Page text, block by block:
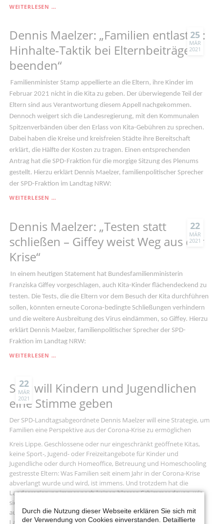
WEITERLESEN …
ZU
BETEILIGTEN
MACHEN,
NUR
BETROFFENEN
25
MÄR
2021
Dennis Maelzer: „Familien entlasten:
Hinhalte-Taktik bei Elternbeiträgen
beenden“
Familienminister Stamp appellierte an die Eltern, ihre Kinder im
Februar 2021 nicht in die Kita zu geben. Der überwiegende Teil der
Eltern sind aus Verantwortung diesem Appell nachgekommen.
Dennoch weigert sich die Landesregierung, mit den Kommunalen
Spitzenverbänden über den Erlass von Kita-Gebühren zu sprechen.
Dabei haben die Kreise und kreisfreien Städte ihre Bereitschaft
erklärt, die Hälfte der Kosten zu tragen. Einen entsprechenden
Antrag hat die SPD-Fraktion für die morgige Sitzung des Plenums
gestellt. Hierzu erklärt Dennis Maelzer, familienpolitischer Sprecher
der SPD-Fraktion im Landtag NRW:
WEITERLESEN …DENNIS
ENTLASTEN:
HINHALTE-
TAKTIK
22
MÄR
2021
Dennis Maelzer: „Testen statt
schließen – Giffey weist Weg aus der
Krise“
In einem heutigen Statement hat Bundesfamilienministerin
Franziska Giffey vorgeschlagen, auch Kita-Kinder flächendeckend zu
testen. Die Tests, die die Eltern vor dem Besuch der Kita durchführen
sollen, könnten erneute Corona-bedingte Schließungen verhindern
und die weitere Ausbreitung des Virus eindämmen, so Giffey. Hierzu
erklärt Dennis Maelzer, familienpolitischer Sprecher der SPD-
Fraktion im Landtag NRW:
WEITERLESEN …DENNIS
SCHLIESSEN –
IFFEY W
EIST W
EG A
US D
ER K
RISE“
22
MÄR
2021
SPD will Kindern und Jugendlichen
eine Stimme geben
Der SPD-Landtagsabgeordnete Dennis Maelzer will eine Strategie, um
Familien eine Perspektive aus der Corona-Krise zu ermöglichen
Kreis Lippe. Geschlossene oder nur eingeschränkt geöffnete Kitas,
keine Sport-, Jugend- oder Freizeitangebote für Kinder und
Jugendliche oder durch Homeoffice, Betreuung und Homeschooling
gestresste Eltern: Was Familien seit einem Jahr in der Corona-Krise
abverlangt wurde und wird, ist immens. Und trotzdem hat die
Landesregierung immer noch keinen blassen Schimmer davon, wie
sie jungen Menschen und Eltern eine Perspektive aus der Krise
aufzeigen kann. „Höchste Zeit, dass sich das ändert“, sagt der SPD-
Landtagsabgeordnete Dennis Maelzer.
Durch die Nutzung dieser Webseite erklären Sie sich mit
der Verwendung von Cookies einverstanden. Detaillierte